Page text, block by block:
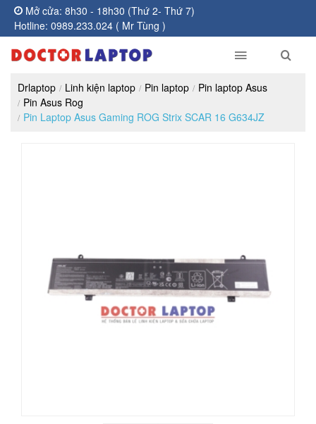
Mở cửa: 8h30 - 18h30 (Thứ 2- Thứ 7)
Hotline: 0989.233.024 ( Mr Tùng )
Drlaptop Linh kiện laptop Pin laptop
Pin laptop Asus
Pin Asus Rog
Pin Laptop Asus Gaming ROG Strix SCAR 16 G634JZ